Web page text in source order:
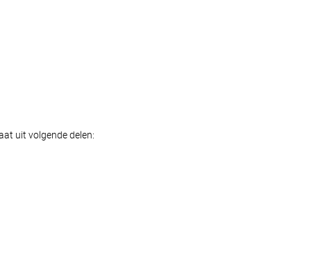
uit volgende delen: